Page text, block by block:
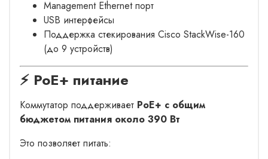
Management Ethernet порт
USB интерфейсы
Поддержка стекирования Cisco StackWise-160
(до 9 устройств)
⚡ PoE+ питание
Коммутатор поддерживает PoE+ с общим
бюджетом питания около 390 Вт
Это позволяет питать: